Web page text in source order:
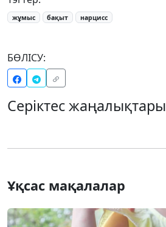
жұмыс бақыт нарцисс
БӨЛІСУ:
Серіктес жаңалықтары
Ұқсас мақалалар